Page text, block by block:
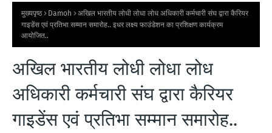
मुख्यपृष्ठ Damoh
अखिल भारतीय लोधी लोधा लोध अधिकारी कर्मचारी संघ द्वारा कैरियर
गाइडेंस एवं प्रतिभा सम्मान समारोह.. इधर लक्ष्य फाउंडेशन का प्रशिक्षण कार्यक्रम
आयोजित..
अखिल भारतीय लोधी लोधा लोध
अधिकारी कर्मचारी संघ द्वारा कैरियर
गाइडेंस एवं प्रतिभा सम्मान समारोह..